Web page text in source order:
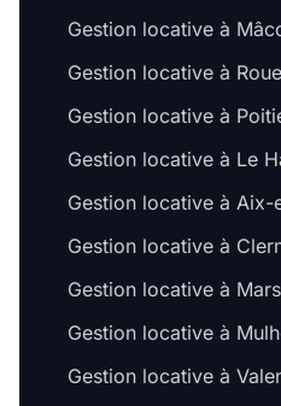
Gestion locative à
Gestion locative à
Gestion locative à
Gestion locative à Le
Gestion locative à Aix-
Gestion locative à
Gestion locative à
Gestion locative à
Gestion locative à